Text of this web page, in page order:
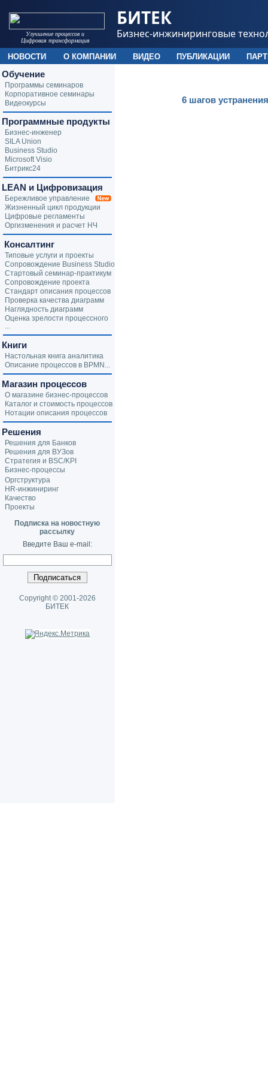
6 шагов
Обучение
Программы семинаров
Корпоративное семинары
Видеокурсы
Программные продукты
Бизнес-инженер
SILA Union
Business Studio
Microsoft Visio
Битрикс24
LEAN и Цифровизация
Бережливое управление
Жизненный цикл продукции
Цифровые регламенты
Оргизменения и расчет НЧ
Консалтинг
Типовые услуги и проекты
Сопровождение Business Studio
Стартовый семинар-практикум
Сопровождение проекта
Стандарт описания процессов
Проверка качества диаграмм
Наглядность диаграмм
Оценка зрелости процессного
...
Книги
Настольная книга аналитика
Описание процессов в BPMN...
Магазин процессов
О магазине бизнес-процессов
Каталог и стоимость процессов
Нотации описания процессов
Решения
Решения для Банков
Решения для ВУЗов
Стратегия и BSC/KPI
Бизнес-процессы
Оргструктура
HR-инжиниринг
Качество
Проекты
Подписка на новостную
рассылку
Введите Ваш e-mail:
Copyright © 2001-2026
БИТЕК
Улучшение процессов и
Цифровая трансформация
БИТЕК
Бизнес-инжиниринговые
НОВОСТИ О КОМПАНИИ ВИДЕО ПУБЛИКАЦИИ